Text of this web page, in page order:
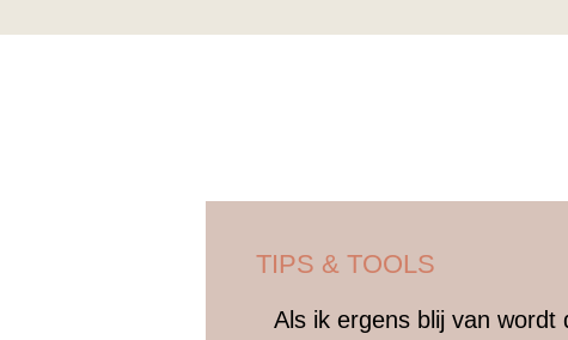
TIPS & TOOLS
Als ik ergens blij van wordt